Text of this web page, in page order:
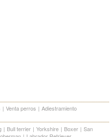
| Venta perros | Adiestramiento
| Bull terrier | Yorkshire | Boxer | San